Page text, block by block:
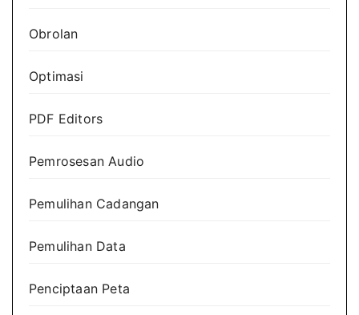
Obrolan
Optimasi
PDF Editors
Pemrosesan Audio
Pemulihan Cadangan
Pemulihan Data
Penciptaan Peta